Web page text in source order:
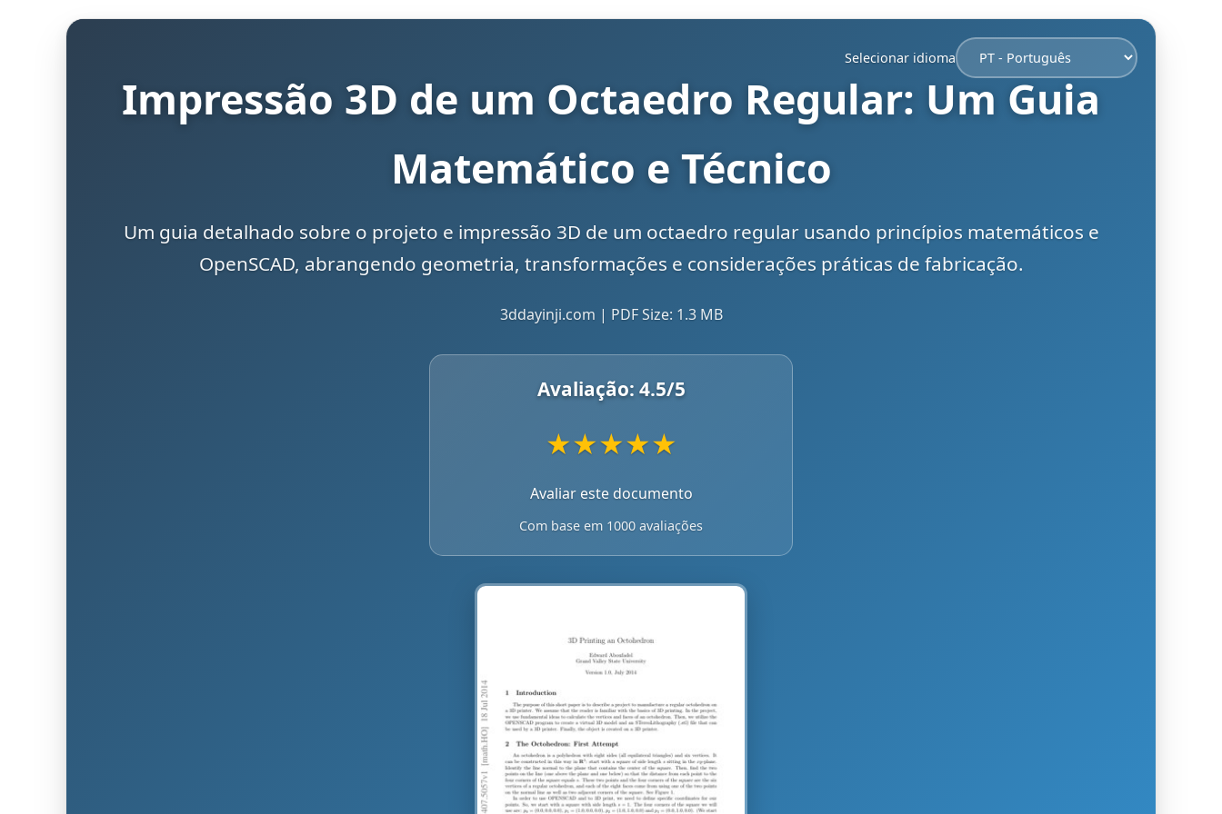
Selecionar idioma
Impressão 3D de um Octaedro Regular: Um Guia
Matemático e Técnico
Um guia detalhado sobre o projeto e impressão 3D de um octaedro regular usando princípios matemáticos e
OpenSCAD, abrangendo geometria, transformações e considerações práticas de fabricação.
3ddayinji.com | PDF Size: 1.3 MB
Avaliação: 4.5/5
★★★★★
Avaliar este documento
Com base em 1000 avaliações